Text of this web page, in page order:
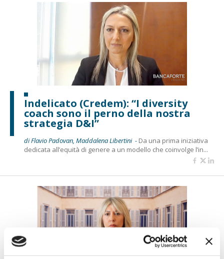
Indelicato (Credem): “I diversity
coach sono il perno della nostra
strategia D&I”
di Flavio Padovan, Maddalena Libertini - Da una prima iniziativa
dedicata all’equità di genere a un modello che coinvolge l’in...